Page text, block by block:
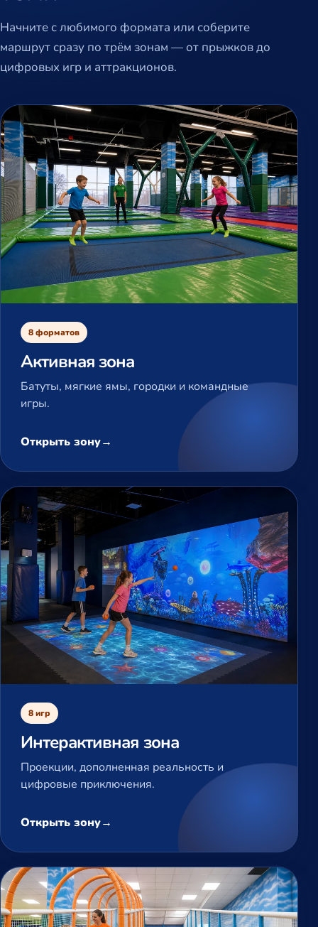
Начните с любимого формата или соберите
маршрут сразу по трём зонам — от прыжков до
цифровых игр и аттракционов.
8 форматов
Активная зона
Батуты, мягкие ямы, городки и командные
игры.
Открыть зону
8 игр
Интерактивная зона
Проекции, дополненная реальность и
цифровые приключения.
Открыть зону